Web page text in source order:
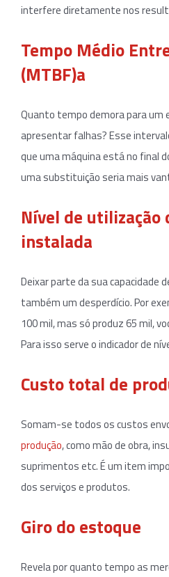
interfere diretamente nos
Tempo Médio
(MTBF)a
Quanto tempo demora para um
apresentar falhas? Esse
que uma máquina está no final
uma substituição seria mais
Nível de utilização
instalada
Deixar parte da sua capacidade
também um desperdício. Por
100 mil, mas só produz 65 mil,
Para isso serve o indicador de
Custo total de
Somam-se todos os custos
produção, como mão de obra,
suprimentos etc. É um item
dos serviços e produtos.
Giro do estoque
Revela por quanto tempo as